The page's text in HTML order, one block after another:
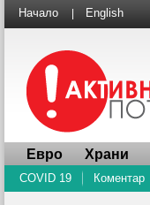
Начало English
Евро Храни
COVID 19 Коментар